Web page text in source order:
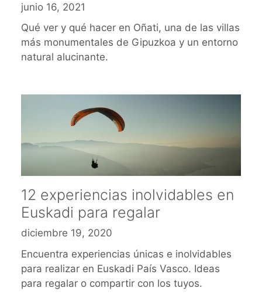
junio 16, 2021
Qué ver y qué hacer en Oñati, una de las villas
más monumentales de Gipuzkoa y un entorno
natural alucinante.
12 experiencias inolvidables en
Euskadi para regalar
diciembre 19, 2020
Encuentra experiencias únicas e inolvidables
para realizar en Euskadi País Vasco. Ideas
para regalar o compartir con los tuyos.